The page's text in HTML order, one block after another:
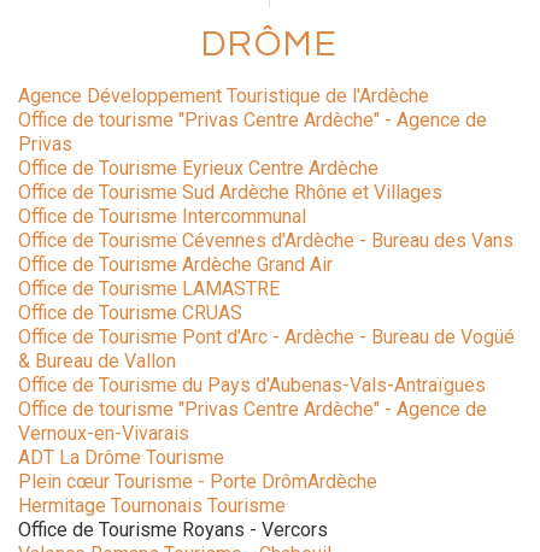
DRÔME
Agence Développement Touristique de l'Ardèche
Office de tourisme "Privas Centre Ardèche" - Agence de
Privas
Office de Tourisme Eyrieux Centre Ardèche
Office de Tourisme Sud Ardèche Rhône et Villages
Office de Tourisme Intercommunal
Office de Tourisme Cévennes d'Ardèche - Bureau des Vans
Office de Tourisme Ardèche Grand Air
Office de Tourisme LAMASTRE
Office de Tourisme CRUAS
Office de Tourisme Pont d'Arc - Ardèche - Bureau de Vogüé
& Bureau de Vallon
Office de Tourisme du Pays d'Aubenas-Vals-Antraïgues
Office de tourisme "Privas Centre Ardèche" - Agence de
Vernoux-en-Vivarais
ADT La Drôme Tourisme
Plein cœur Tourisme - Porte DrômArdèche
Hermitage Tournonais Tourisme
Office de Tourisme Royans - Vercors